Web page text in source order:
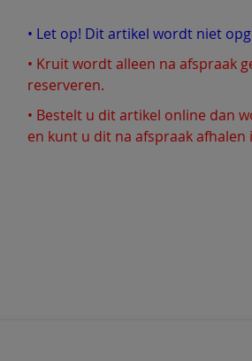
• Let op! Dit artikel wordt niet
• Kruit wordt alleen na afspraak
reserveren.
• Bestelt u dit artikel online dan
en kunt u dit na afspraak afhalen